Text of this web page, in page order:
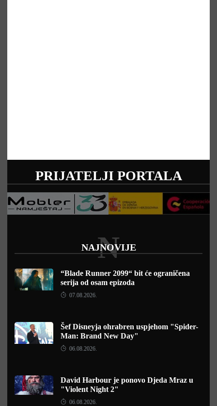
PRIJATELJI PORTALA
NAJNOVIJE
N
“Blade Runner 2099“ bit će ograničena
serija od osam epizoda
07.08.2026.
Šef Disneyja ohrabren uspjehom "Spider-
Man: Brand New Day"
06.08.2026.
David Harbour je ponovo Djeda Mraz u
"Violent Night 2"
06.08.2026.